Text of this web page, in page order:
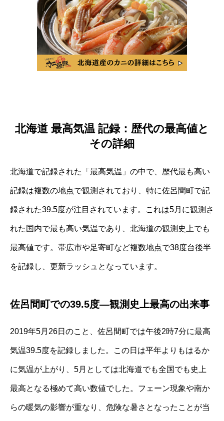
北海道 最高気温 記録：歴代の最高値と
その詳細
北海道で記録された「最高気温」の中で、歴代最も高い
記録は複数の地点で観測されており、特に佐呂間町で記
録された39.5度が注目されています。これは5月に観測さ
れた国内で最も高い気温であり、北海道の観測史上でも
最高値です。帯広市や足寄町など複数地点で38度台後半
を記録し、更新ラッシュとなっています。
佐呂間町での39.5度―観測史上最高の出来事
2019年5月26日のこと、佐呂間町では午後2時7分に最高
気温39.5度を記録しました。この日は平年よりもはるか
に気温が上がり、5月としては北海道でも全国でも史上
最高となる極めて高い数値でした。フェーン現象や南か
らの暖気の影響が重なり、危険な暑さとなったことが当